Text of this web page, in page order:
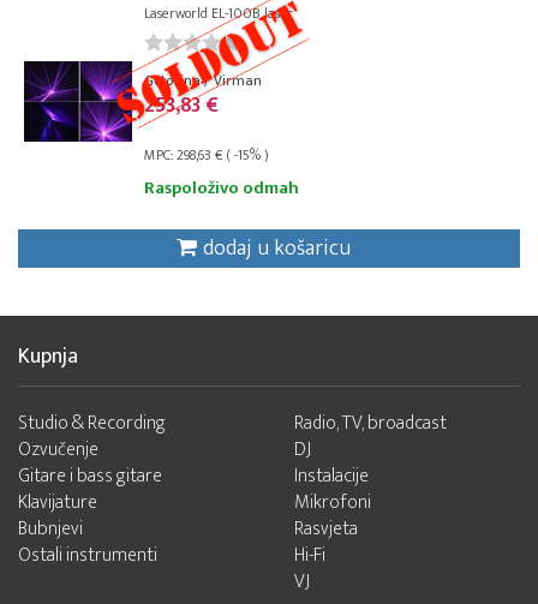
Laserworld EL-100B laser
Gotovina / Virman
253,83 €
MPC: 298,63 € ( -15% )
Raspoloživo odmah
dodaj u košaricu
Kupnja
Studio & Recording
Ozvučenje
Gitare i bass gitare
Klavijature
Bubnjevi
Ostali instrumenti
Radio, TV, broadcast
DJ
Instalacije
Mikrofoni
Rasvjeta
Hi-Fi
VJ